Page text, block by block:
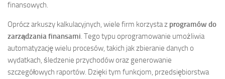
finansowych.
Oprócz arkuszy kalkulacyjnych, wiele firm korzysta z programów do
zarządzania finansami. Tego typu oprogramowanie umożliwia
automatyzację wielu procesów, takich jak zbieranie danych o
wydatkach, śledzenie przychodów oraz generowanie
szczegółowych raportów. Dzięki tym funkcjom, przedsiębiorstwa